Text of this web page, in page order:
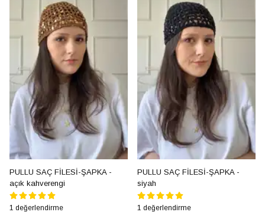
PULLU SAÇ FİLESİ-ŞAPKA -
açık kahverengi
1 değerlendirme
PULLU SAÇ FİLESİ-ŞAPKA -
siyah
1 değerlendirme